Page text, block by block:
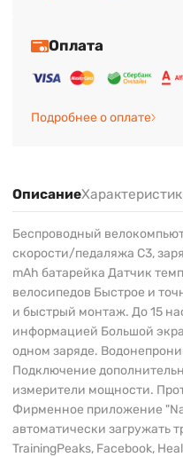
Оплата
Подробнее о оплате
Описание
Беспроводный
скорости/педаляжа C3,
mAh батарейка Датчик
велосипедов Быстрое и
и быстрый монтаж. До 15
информацией Большой
одном заряде.
Подключение
измерители мощности.
Фирменное приложение
автоматически загружать
TrainingPeaks, Facebook,